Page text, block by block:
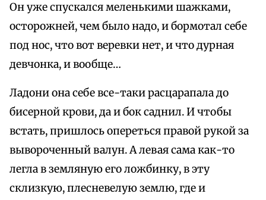
Он уже спускался меленькими шажками,
осторожней, чем было надо, и бормотал себе
под нос, что вот веревки нет, и что дурная
девчонка, и вообще…
Ладони она себе все-таки расцарапала до
бисерной крови, да и бок саднил. И чтобы
встать, пришлось опереться правой рукой за
вывороченный валун. А левая сама как-то
легла в земляную его ложбинку, в эту
склизкую, плесневелую землю, где и